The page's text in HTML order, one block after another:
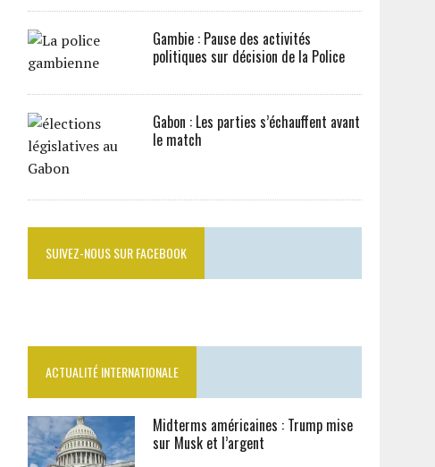
Gambie : Pause des activités
politiques sur décision de la Police
Gabon : Les parties s’échauffent avant
le match
SUIVEZ-NOUS SUR FACEBOOK
ACTUALITÉ INTERNATIONALE
Midterms américaines : Trump mise
sur Musk et l’argent